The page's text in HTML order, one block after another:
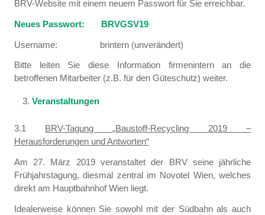
BRV-Website mit einem neuem Passwort für Sie erreichbar.
Neues Passwort: BRVGSV19
Username: brintern (unverändert)
Bitte leiten Sie diese Information firmenintern an die
betroffenen Mitarbeiter (z.B. für den Güteschutz) weiter.
Veranstaltungen
3.1 BRV-Tagung „Baustoff-Recycling 2019 –
Herausforderungen und Antworten“
Am 27. März 2019 veranstaltet der BRV seine jährliche
Frühjahrstagung, diesmal zentral im Novotel Wien, welches
direkt am Hauptbahnhof Wien liegt.
Idealerweise können Sie sowohl mit der Südbahn als auch